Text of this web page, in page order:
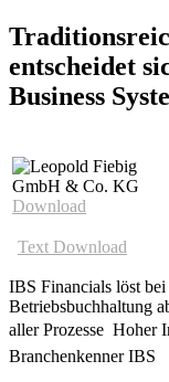
entscheidet
Business
Download
Text Download
IBS Financials löst
Betriebsbuchhaltung
aller Prozesse 
Branchenkenner IBS